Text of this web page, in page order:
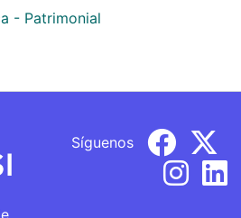
- Patrimonial
Síguenos